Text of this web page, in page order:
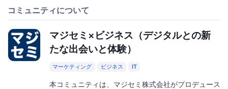
コミュニティについて
マジセミ×ビジネス（デジタルとの新
たな出会いと体験）
マーケティング ビジネス IT
本コミュニティは、マジセミ株式会社がプロデュース